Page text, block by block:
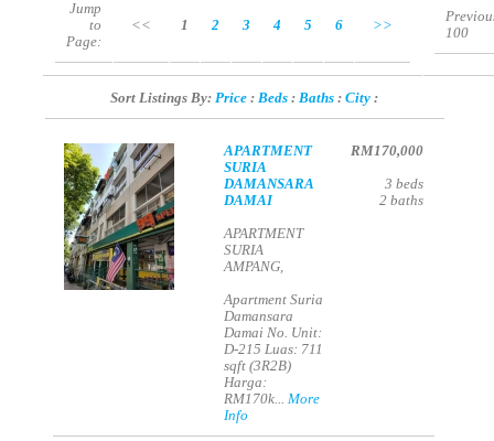
Jump
to
Page:
<< 1 2 3 4 5 6 >>
100
Sort Listings By: Price : Beds : Baths : City :
APARTMENT
SURIA
DAMANSARA
DAMAI
APARTMENT
SURIA
AMPANG,
Apartment Suria
Damansara
Damai No. Unit:
D-215 Luas: 711
sqft (3R2B)
Harga:
RM170k...More
Info
RM170,000
3 beds
2 baths